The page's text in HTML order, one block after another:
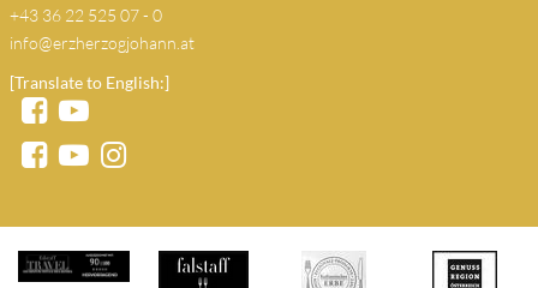
+43 36 22 525 07 - 0
info@erzherzogjohann.at
[Translate to English:]